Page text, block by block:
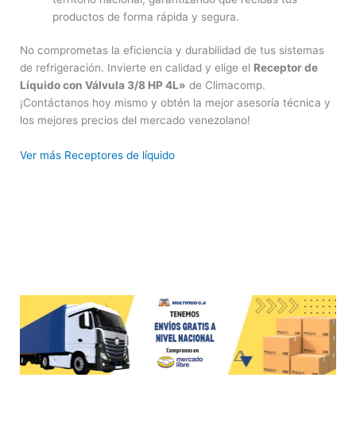
productos de forma rápida y segura.
No comprometas la eficiencia y durabilidad de tus sistemas
de refrigeración. Invierte en calidad y elige el Receptor de
Líquido con Válvula 3/8 HP 4L» de Climacomp.
¡Contáctanos hoy mismo y obtén la mejor asesoría técnica y
los mejores precios del mercado venezolano!
Ver más Receptores de líquido